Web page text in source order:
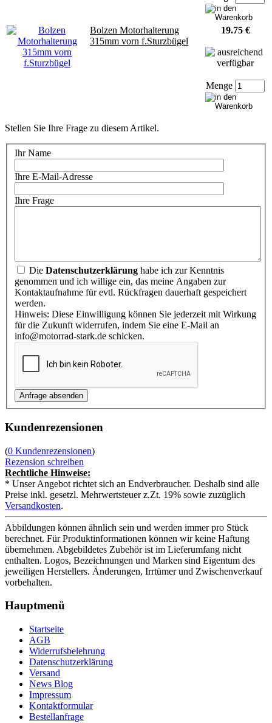
Bolzen Motorhalterung
315mm vorn f.Sturzbügel
19.75 €
Menge
Stellen Sie Ihre Frage zu diesem Artikel.
Ihr Name
Ihre E-Mail-Adresse
Ihre Frage
Die Datenschutzerklärung habe ich zur Kenntnis
genommen und ich willige ein, das meine Angaben zur
Kontaktaufnahme für evtl. Rückfragen dauerhaft gespeichert
werden.
Hinweis: Diese Einwilligung können Sie jederzeit mit Wirkung
für die Zukunft widerrufen, indem Sie eine E-Mail an
info@motorrad-stark.de schicken.
Kundenrezensionen
(0 Kundenrezensionen)
Rezension schreiben
Rechtliche Hinweise:
* Unser Angebot richtet sich an Endverbraucher. Deshalb sind alle
Preise inkl. gesetzl. Mehrwertsteuer z.Zt. 19% sowie zuzüglich
Versandkosten.
Abbildungen können ähnlich sein und werden immer pro Stück
berechnet. Für Produktinformationen können wir keine Haftung
übernehmen. Abgebildetes Zubehör ist im Lieferumfang nicht
enthalten. Logos, Bezeichnungen und Marken sind Eigentum des
jeweiligen Herstellers. Änderungen, Irrtümer und Zwischenverkauf
vorbehalten.
Hauptmenü
Startseite
AGB
Widerrufsbelehrung
Datenschutzerklärung
Versand
News Blog
Impressum
Kontaktformular
Bestellanfrage